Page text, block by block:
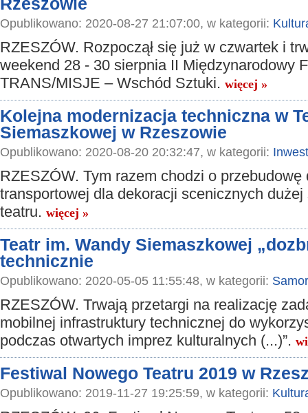
Opublikowano: 2020-08-27 21:07:00, w kategorii:
RZESZÓW. Rozpoczął się już w czwartek i
weekend 28 - 30 sierpnia II Międzynarodowy
TRANS/MISJE – Wschód Sztuki. więcej »
Kolejna modernizacja techniczna w
Siemaszkowej w Rzeszowie
Opublikowano: 2020-08-20 20:32:47, w kategorii:
RZESZÓW. Tym razem chodzi o przebudowę
transportowej dla dekoracji scenicznych dużej
teatru. więcej »
Teatr im. Wandy Siemaszkowej
technicznie
Opublikowano: 2020-05-05 11:55:48, w kategorii:
RZESZÓW. Trwają przetargi na realizację
mobilnej infrastruktury technicznej do
podczas otwartych imprez kulturalnych (...)”.
Festiwal Nowego Teatru 2019 w
Opublikowano: 2019-11-27 19:25:59, w kategorii: